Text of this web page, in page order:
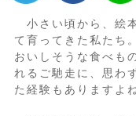
小さい頃から、絵
て育ってきた私たち
おいしそうな食べも
れるご馳走に、思わ
た経験もありますよ